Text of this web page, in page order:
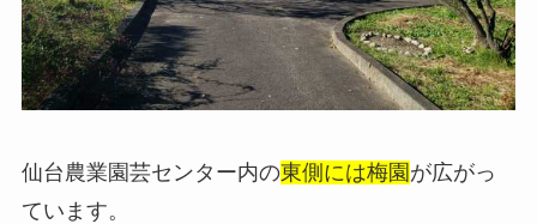
仙台農業園芸センター内の東側には梅園が広がっ
ています。